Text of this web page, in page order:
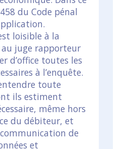
du Code pénal
loisible à la
juge rapporteur
d’office toutes les
à l’enquête.
toute
ils estiment
même hors
du débiteur, et
de
et